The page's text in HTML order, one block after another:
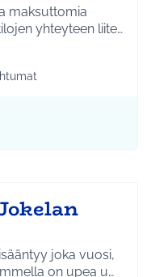
maksuttomia
yhteyteen liite…
Tuusula
mukaan: Kulttuuri ja
joka vuosi,
on upea u…